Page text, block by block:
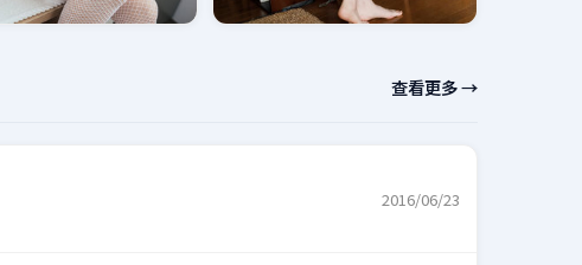
查看更多 →
2016/06/23